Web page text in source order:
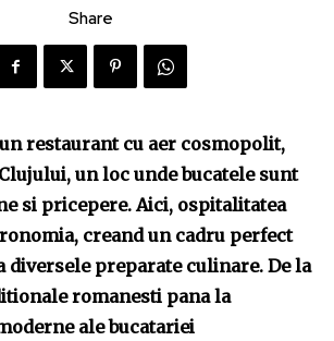
Share
restaurant cu aer cosmopolit,
un loc unde bucatele sunt
si pricepere. Aici, ospitalitatea
creand un cadru perfect
diversele preparate culinare. De la
romanesti pana la
ale bucatariei